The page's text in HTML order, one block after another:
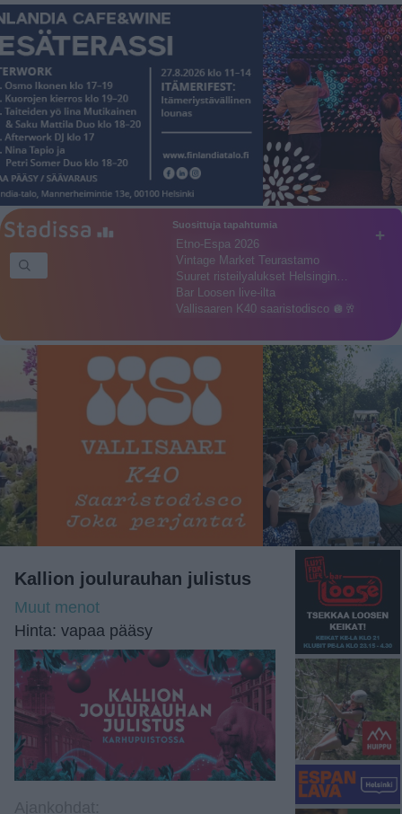
+
Suosittuja tapahtumia
Etno-Espa 2026
Vintage Market Teurastamo
Suuret risteilyalukset Helsingin…
Bar Loosen live-ilta
Vallisaaren K40 saaristodisco 🪩🥂
Kallion joulurauhan julistus
Muut menot
Hinta: vapaa pääsy